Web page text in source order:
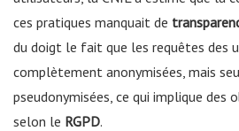
ces pratiques manquait de
du doigt le fait que les requêtes des
complètement anonymisées, mais
pseudonymisées, ce qui implique des
selon le RGPD.